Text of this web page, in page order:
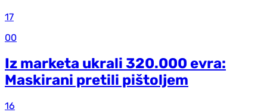
17
00
Iz marketa ukrali 320.000 evra:
Maskirani pretili pištoljem
16